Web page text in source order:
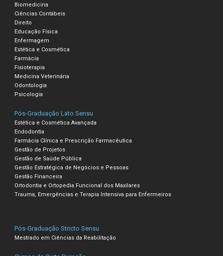
Biomedicina
Ciências Contábeis
Direito
Educação Física
Enfermagem
Estética e Cosmética
Farmácia
Fisioterapia
Medicina Veterinária
Odontologia
Psicologia
Pós-Graduação Lato Sensu
Estética e Cosmética Avançada
Endodontia
Farmácia Clínica e Prescrição Farmacêutica
Gestão de Projetos
Gestão de Saúde Pública
Gestão Estratégica de Negócios e Pessoas
Gestão Financeira
Ortodontia e Ortopedia Funcional dos Maxilares
Trauma, Emergências e Terapia Intensiva para Enfermeiros
Pós-Graduação Stricto Sensu
Mestrado em Ciências da Reabilitação